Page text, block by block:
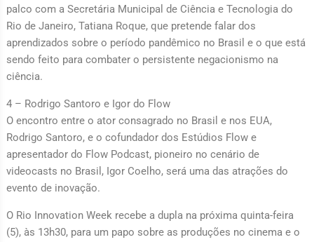
palco com a Secretária Municipal de Ciência e Tecnologia do
Rio de Janeiro, Tatiana Roque, que pretende falar dos
aprendizados sobre o período pandêmico no Brasil e o que está
sendo feito para combater o persistente negacionismo na
ciência.
4 – Rodrigo Santoro e Igor do Flow
O encontro entre o ator consagrado no Brasil e nos EUA,
Rodrigo Santoro, e o cofundador dos Estúdios Flow e
apresentador do Flow Podcast, pioneiro no cenário de
videocasts no Brasil, Igor Coelho, será uma das atrações do
evento de inovação.
O Rio Innovation Week recebe a dupla na próxima quinta-feira
(5), às 13h30, para um papo sobre as produções no cinema e o